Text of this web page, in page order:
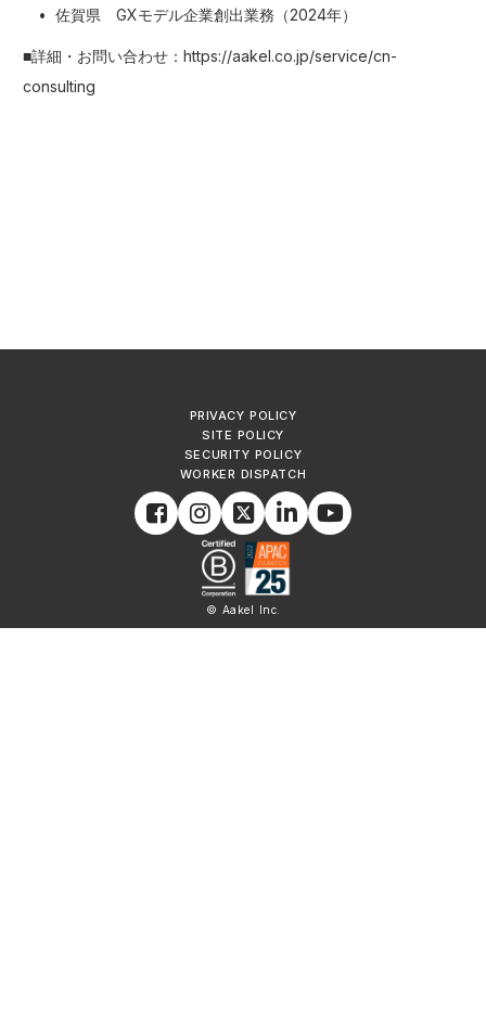
• 佐賀県 GXモデル企業創出業務（2024年）
■詳細・お問い合わせ：https://aakel.co.jp/service/cn-
consulting
PRIVACY POLICY
SITE POLICY
SECURITY POLICY
WORKER DISPATCH
© Aakel Inc.